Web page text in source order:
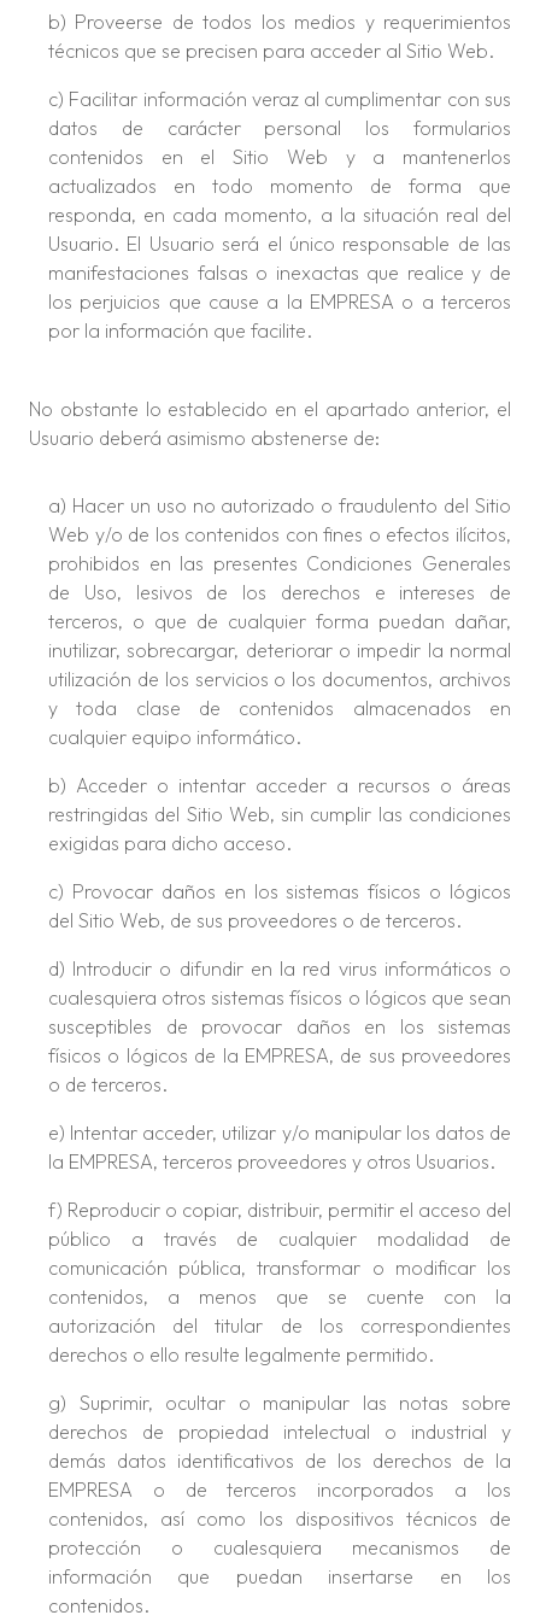
b) Proveerse de todos los medios y requerimientos
técnicos que se precisen para acceder al Sitio Web.
c) Facilitar información veraz al cumplimentar con sus
datos de carácter personal los formularios
contenidos en el Sitio Web y a mantenerlos
actualizados en todo momento de forma que
responda, en cada momento, a la situación real del
Usuario. El Usuario será el único responsable de las
manifestaciones falsas o inexactas que realice y de
los perjuicios que cause a la EMPRESA o a terceros
por la información que facilite.
No obstante lo establecido en el apartado anterior, el
Usuario deberá asimismo abstenerse de:
a) Hacer un uso no autorizado o fraudulento del Sitio
Web y/o de los contenidos con fines o efectos ilícitos,
prohibidos en las presentes Condiciones Generales
de Uso, lesivos de los derechos e intereses de
terceros, o que de cualquier forma puedan dañar,
inutilizar, sobrecargar, deteriorar o impedir la normal
utilización de los servicios o los documentos, archivos
y toda clase de contenidos almacenados en
cualquier equipo informático.
b) Acceder o intentar acceder a recursos o áreas
restringidas del Sitio Web, sin cumplir las condiciones
exigidas para dicho acceso.
c) Provocar daños en los sistemas físicos o lógicos
del Sitio Web, de sus proveedores o de terceros.
d) Introducir o difundir en la red virus informáticos o
cualesquiera otros sistemas físicos o lógicos que sean
susceptibles de provocar daños en los sistemas
físicos o lógicos de la EMPRESA, de sus proveedores
o de terceros.
e) Intentar acceder, utilizar y/o manipular los datos de
la EMPRESA, terceros proveedores y otros Usuarios.
f) Reproducir o copiar, distribuir, permitir el acceso del
público a través de cualquier modalidad de
comunicación pública, transformar o modificar los
contenidos, a menos que se cuente con la
autorización del titular de los correspondientes
derechos o ello resulte legalmente permitido.
g) Suprimir, ocultar o manipular las notas sobre
derechos de propiedad intelectual o industrial y
demás datos identificativos de los derechos de la
EMPRESA o de terceros incorporados a los
contenidos, así como los dispositivos técnicos de
protección o cualesquiera mecanismos de
información que puedan insertarse en los
contenidos.